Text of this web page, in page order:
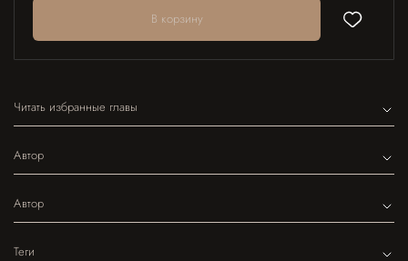
В корзину
Читать избранные главы
Автор
Автор
Теги